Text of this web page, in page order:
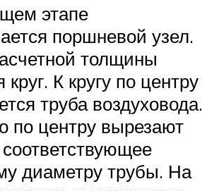
этапе
поршневой узел.
толщины
круг. К кругу по центру
труба воздуховода.
по центру вырезают
диаметру трубы. На